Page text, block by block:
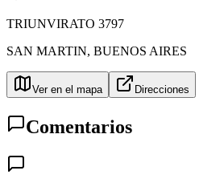
TRIUNVIRATO 3797
SAN MARTIN, BUENOS AIRES
Ver en el mapa Direcciones
Comentarios